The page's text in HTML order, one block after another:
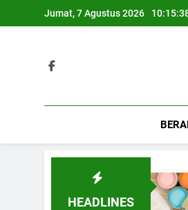
to
Jumat, 7 Agustus 2026
HEADLINES
Acara Spesial